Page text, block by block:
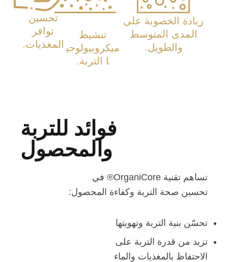
زيادة الخصوبة على
المدى المتوسط
والطويل.
تنشيط
ميكروبيولوجي
ا التربة.
تحسين
توافر
المغذيات.
فوائد للتربة
والمحصول
تساهم تقنية OrganiCore® في
تحسين صحة التربة وكفاءة المحصول:
تحسّن بنية التربة وتهويتها
تزيد من قدرة التربة على
الاحتفاظ بالمغذيات والماء